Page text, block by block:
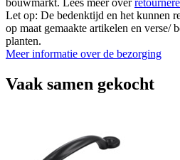
bouwmarkt. Lees meer over
Let op: De bedenktijd en het kunnen
op maat gemaakte artikelen en verse/
planten.
Meer informatie over de bezorging
Vaak samen gekocht